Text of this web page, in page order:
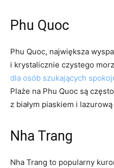
Phu Quoc
Phu Quoc, największa
i krystalicznie ​czystego
dla osób szukających
Plaże na Phu Quoc są
z białym piaskiem i
Nha Trang
Nha Trang to popularny